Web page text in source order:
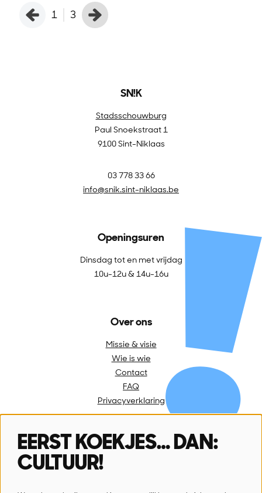
1 3
SN!K
Stadsschouwburg
Paul Snoekstraat 1
9100 Sint-Niklaas
03 778 33 66
info@snik.sint-niklaas.be
Openingsuren
Dinsdag tot en met vrijdag
10u-12u & 14u-16u
Over ons
Missie & visie
Wie is wie
Contact
FAQ
Privacyverklaring
Volg ons
EERST KOEKJES… DAN:
CULTUUR!